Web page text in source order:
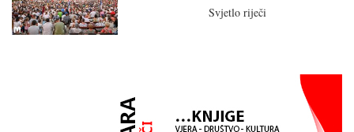
Svjetlo riječi